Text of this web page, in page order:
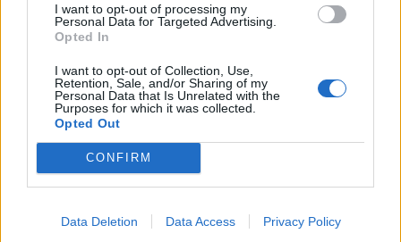
I want to opt-out of processing my
Personal Data for Targeted Advertising.
Opted In
I want to opt-out of Collection, Use,
Retention, Sale, and/or Sharing of my
Personal Data that Is Unrelated with the
Purposes for which it was collected.
Opted Out
CONFIRM
Data Deletion Data Access Privacy Policy
MÁR ELŐFIZETŐNK VAGY? BEJELENTKEZÉS
© 2026 Portfolio
szerzői jogok médiaajánlat
karrier